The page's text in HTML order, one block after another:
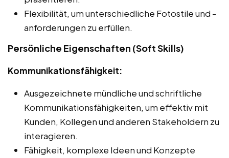
Flexibilität, um unterschiedliche Fotostile und -
anforderungen zu erfüllen.
Persönliche Eigenschaften (Soft Skills)
Kommunikationsfähigkeit:
Ausgezeichnete mündliche und schriftliche
Kommunikationsfähigkeiten, um effektiv mit
Kunden, Kollegen und anderen Stakeholdern zu
interagieren.
Fähigkeit, komplexe Ideen und Konzepte